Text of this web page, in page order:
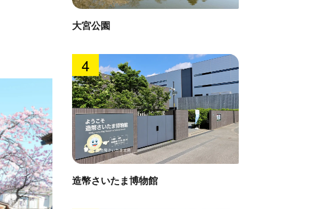
大宮公園
造幣さいたま博物館
4